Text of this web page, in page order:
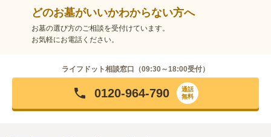
どのお墓がいいかわからない方へ
お墓の選び方のご相談を受付けています。
お気軽にお電話ください。
ライフドット相談窓口（09:30～18:00受付）
0120-964-790
通話
無料